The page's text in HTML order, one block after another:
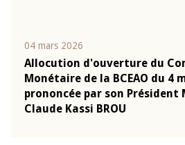
04 mars 2026
Allocution d'ouverture du
Monétaire de la BCEAO du 4
prononcée par son Président
Claude Kassi BROU